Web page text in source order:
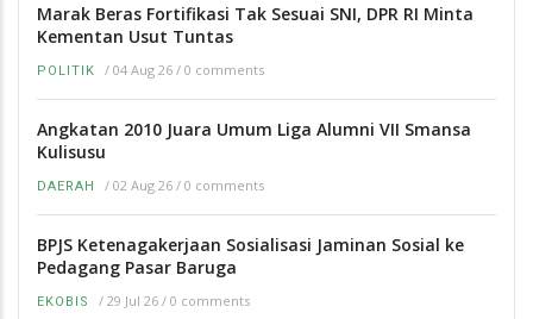
Marak Beras Fortifikasi Tak Sesuai SNI, DPR RI Minta
Kementan Usut Tuntas
POLITIK / 04 Aug 26 / 0 comments
Angkatan 2010 Juara Umum Liga Alumni VII Smansa
Kulisusu
DAERAH / 02 Aug 26 / 0 comments
BPJS Ketenagakerjaan Sosialisasi Jaminan Sosial ke
Pedagang Pasar Baruga
EKOBIS / 29 Jul 26 / 0 comments